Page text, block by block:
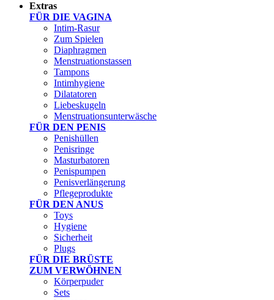
Extras
FÜR DIE VAGINA
Intim-Rasur
Zum Spielen
Diaphragmen
Menstruationstassen
Tampons
Intimhygiene
Dilatatoren
Liebeskugeln
Menstruationsunterwäsche
FÜR DEN PENIS
Penishüllen
Penisringe
Masturbatoren
Penispumpen
Penisverlängerung
Pflegeprodukte
FÜR DEN ANUS
Toys
Hygiene
Sicherheit
Plugs
FÜR DIE BRÜSTE
ZUM VERWÖHNEN
Körperpuder
Sets